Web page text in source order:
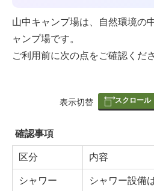
山中キャンプ場は、自然環境の
ャンプ場です。
ご利用前に次の点をご確認くださ
表
の
表示切替 スクロール
確認事項
区分 内容
シャワー シャワー設備